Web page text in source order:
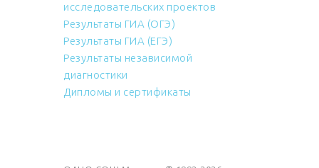
исследовательских проектов
Результаты ГИА (ОГЭ)
Результаты ГИА (ЕГЭ)
Результаты независимой
диагностики
Дипломы и сертификаты